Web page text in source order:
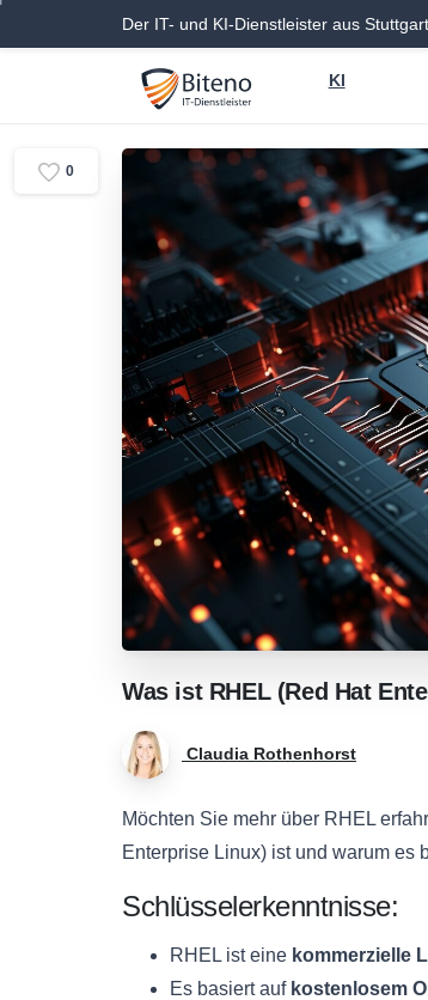
Der IT- und KI-Dienstleister aus Stuttgart
KI
Was ist RHEL (Red Hat
Claudia Rothenhorst
Möchten Sie mehr über RHEL
Enterprise Linux) ist und warum es
Schlüsselerkenntnisse:
RHEL ist eine kommerzielle
Es basiert auf kostenlosem
0